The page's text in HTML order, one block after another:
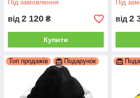
Під замовлення
від 2 120 ₴
Купити
Під
від 2
Топ продажів Подарунок